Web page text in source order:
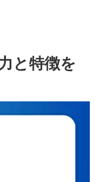
と特徴を